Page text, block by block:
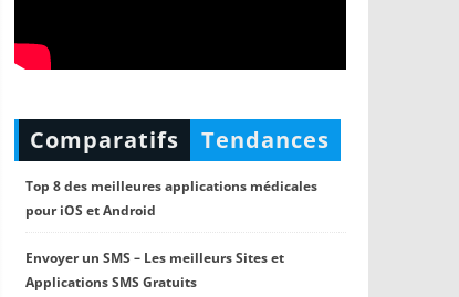
Comparatifs Tendances
Top 8 des meilleures applications médicales
pour iOS et Android
Envoyer un SMS – Les meilleurs Sites et
Applications SMS Gratuits